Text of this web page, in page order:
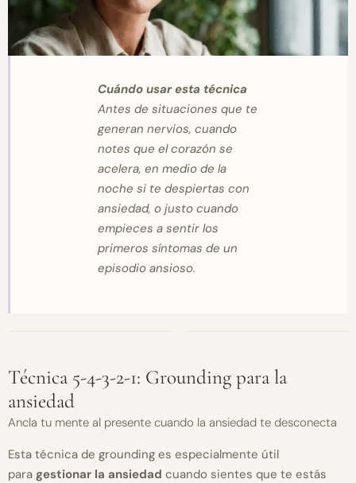
Cuándo usar esta técnica
Antes de situaciones que te
generan nervios, cuando
notes que el corazón se
acelera, en medio de la
noche si te despiertas con
ansiedad, o justo cuando
empieces a sentir los
primeros síntomas de un
episodio ansioso.
Técnica 5-4-3-2-1: Grounding para la
ansiedad
Ancla tu mente al presente cuando la ansiedad te desconecta
Esta técnica de grounding es especialmente útil
para gestionar la ansiedad cuando sientes que te estás